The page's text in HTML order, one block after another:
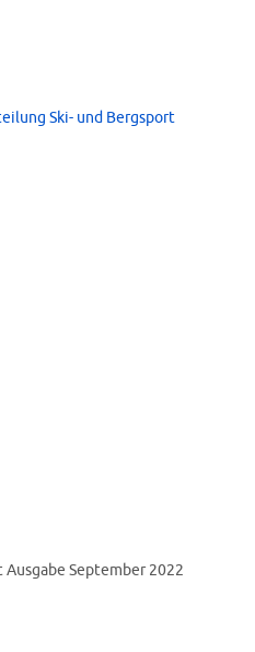
Ski- und Bergsport
Ausgabe September 2022